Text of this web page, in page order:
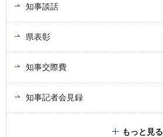
知事談話
県表彰
知事交際費
知事記者会見録
もっと見る